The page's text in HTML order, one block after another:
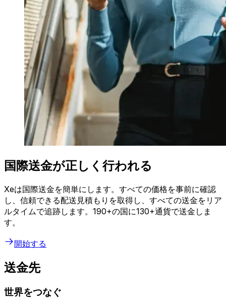
国際送金が正しく行われる
Xeは国際送金を簡単にします。すべての価格を事前に確認
し、信頼できる配送見積もりを取得し、すべての送金をリア
ルタイムで追跡します。190+の国に130+通貨で送金しま
す。
開始する
送金先
世界をつなぐ